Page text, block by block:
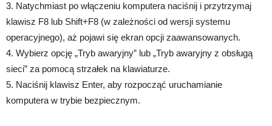
3. Natychmiast po włączeniu komputera naciśnij i przytrzymaj
klawisz F8 lub Shift+F8 (w zależności od wersji systemu
operacyjnego), aż pojawi się ekran opcji zaawansowanych.
4. Wybierz opcję „Tryb awaryjny” lub „Tryb awaryjny z obsługą
sieci” za pomocą strzałek na klawiaturze.
5. Naciśnij klawisz Enter, aby rozpocząć uruchamianie
komputera w trybie bezpiecznym.